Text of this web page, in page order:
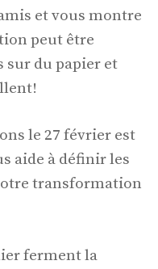
et vous montre
peut être
sur du papier et
le 27 février est
aide à définir les
transformation
ferment la